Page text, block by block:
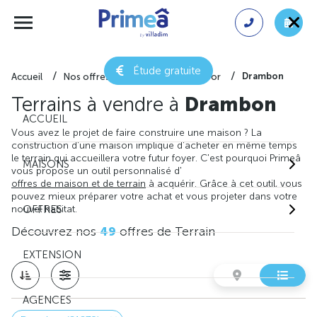
Étude gratuite
ACCUEIL
MAISONS
OFFRES
EXTENSION
AGENCES
Accueil Nos offres de terrain Côte-d'or Drambon
Terrains à vendre à Drambon
Vous avez le projet de faire construire une maison ? La
construction d'une maison implique d'acheter en même temps
le terrain qui accueillera votre futur foyer. C'est pourquoi Primeâ
vous propose un outil personnalisé d'
offres de maison et de terrain à acquérir. Grâce à cet outil, vous
pouvez mieux préparer votre achat et vous projeter dans votre
nouvel habitat.
Découvrez nos49offres de Terrain